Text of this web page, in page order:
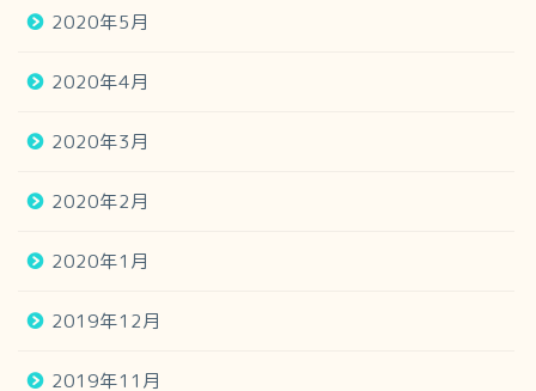
2020年5月
2020年4月
2020年3月
2020年2月
2020年1月
2019年12月
2019年11月